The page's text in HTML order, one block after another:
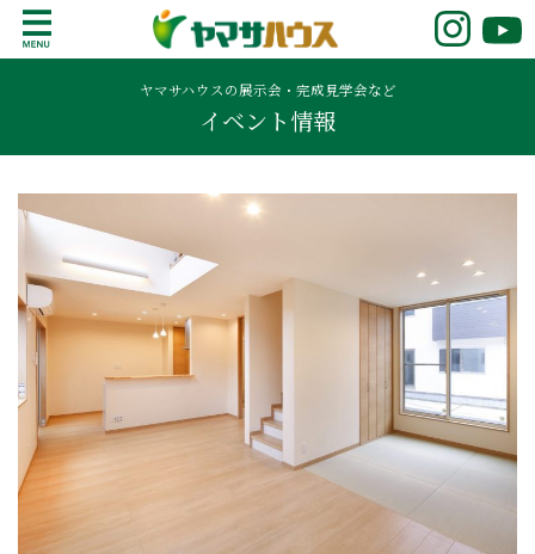
o
鹿児島で注文住宅ならヤマサハウス
新築の注文住宅や建売モデルハウスをお探し
の方はこちら。鹿児島県内で11年連続ナンバ
ーワンの実績を誇る、絆の家でおなじみの
ヤマサハウス。展示場情報や家づくりのこだ
ヤマサハウスの展示会・完成見学会など
イベント情報